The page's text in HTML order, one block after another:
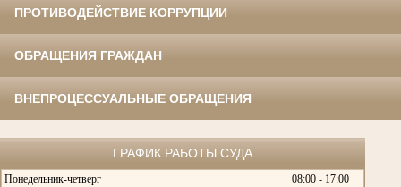
ПРОТИВОДЕЙСТВИЕ КОРРУПЦИИ
ОБРАЩЕНИЯ ГРАЖДАН
ВНЕПРОЦЕССУАЛЬНЫЕ ОБРАЩЕНИЯ
ГРАФИК РАБОТЫ СУДА
Понедельник-четверг
08:00 - 17:00